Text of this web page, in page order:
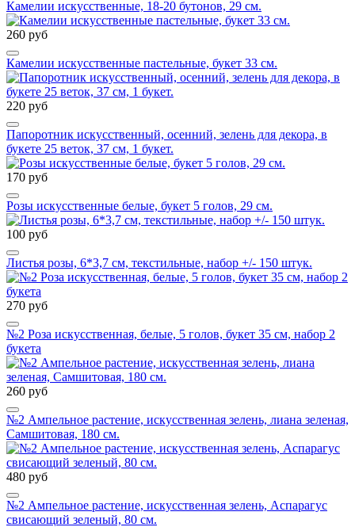
Камелии искусственные, 18-20 бутонов, 29 см.
260 руб
Камелии искусственные пастельные, букет 33 см.
220 руб
Папоротник искусственный, осенний, зелень для декора, в
букете 25 веток, 37 см, 1 букет.
170 руб
Розы искусственные белые, букет 5 голов, 29 см.
100 руб
Листья розы, 6*3,7 см, текстильные, набор +/- 150 штук.
270 руб
№2 Роза искусственная, белые, 5 голов, букет 35 см, набор 2
букета
260 руб
№2 Ампельное растение, искусственная зелень, лиана зеленая,
Самшитовая, 180 см.
480 руб
№2 Ампельное растение, искусственная зелень, Аспарагус
свисающий зеленый, 80 см.